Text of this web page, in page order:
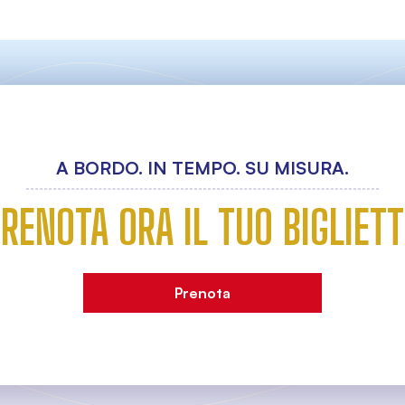
A BORDO. IN TEMPO. SU MISURA.
ORA IL TUO
Prenota